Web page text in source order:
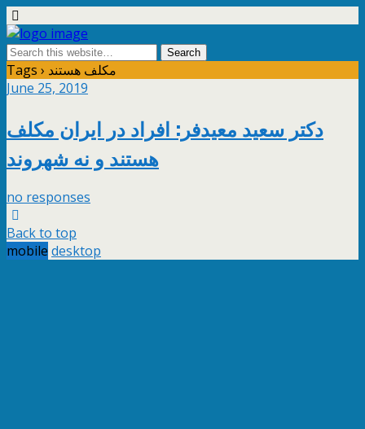
Tags › مکلف هستند
June 25, 2019
دکتر سعید معیدفر: افراد در ایران مکلف
هستند و نه شهروند
no responses
Back to top
mobile desktop